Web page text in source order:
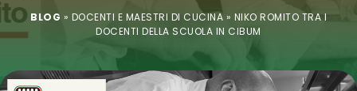
BLOG » DOCENTI E MAESTRI DI CUCINA » NIKO ROMITO TRA I
DOCENTI DELLA SCUOLA IN CIBUM